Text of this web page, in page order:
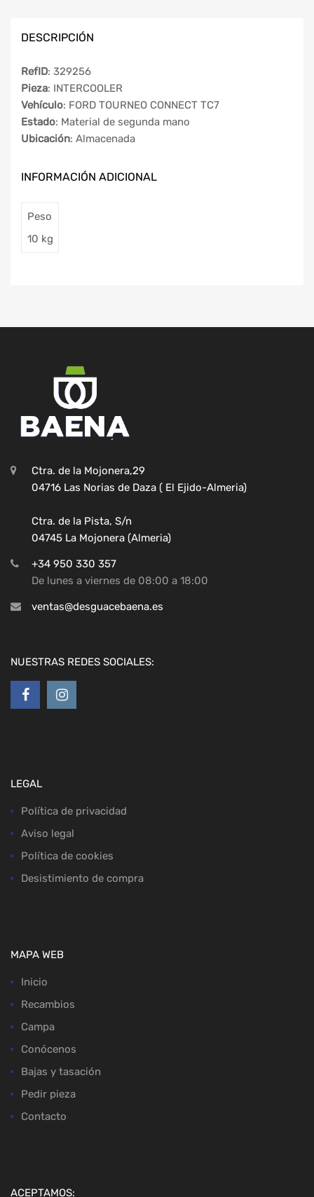
DESCRIPCIÓN
RefID: 329256
Pieza: INTERCOOLER
Vehículo: FORD TOURNEO CONNECT TC7
Estado: Material de segunda mano
Ubicación: Almacenada
INFORMACIÓN ADICIONAL
Peso
10 kg
Ctra. de la Mojonera,29
04716 Las Norias de Daza ( El Ejido-Almeria)
Ctra. de la Pista, S/n
04745 La Mojonera (Almeria)
+34 950 330 357
De lunes a viernes de 08:00 a 18:00
ventas@desguacebaena.es
NUESTRAS REDES SOCIALES:
LEGAL
Política de privacidad
Aviso legal
Política de cookies
Desistimiento de compra
MAPA WEB
Inicio
Recambios
Campa
Conócenos
Bajas y tasación
Pedir pieza
Contacto
ACEPTAMOS: